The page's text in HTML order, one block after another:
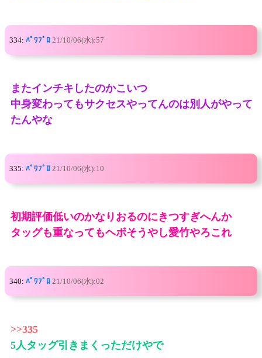
334: ﾊﾟﾜﾌﾟﾛ 21/10/06(水):57
またインチキしたのかこいつ
中身変わってもサクセスやってんのは別人がやって
たんやな
335: ﾊﾟﾜﾌﾟﾛ 21/10/06(水):10
初期評価低いのかなりおるのにきつすぎへんか
タッグも重なってもヘボそうやし愛竹やろこれ
340: ﾊﾟﾜﾌﾟﾛ 21/10/06(水):02
>>335
5人タッグ引きまくっただけやで